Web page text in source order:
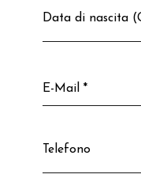
Data di nascita
E-Mail *
Telefono